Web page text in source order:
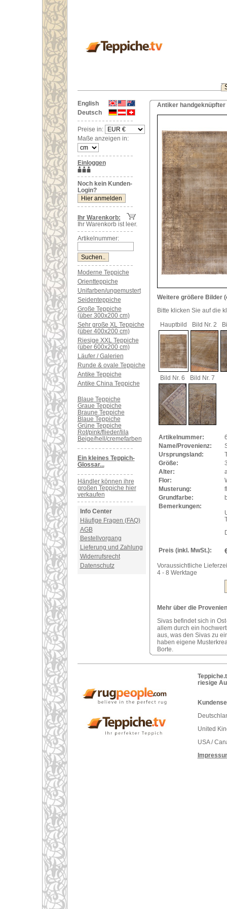
English
Deutsch
Preise in:
Maße anzeigen in:
Einloggen
Noch kein Kunden-
Login?
Ihr Warenkorb:
Ihr Warenkorb ist leer.
Artikelnummer:
Moderne Teppiche
Orientteppiche
Unifarben/ungemustert
Seidenteppiche
Große Teppiche
(über 300x200 cm)
Sehr große XL Teppiche
(über 400x200 cm)
Riesige XXL Teppiche
(über 600x200 cm)
Läufer / Galerien
Runde & ovale Teppiche
Antike Teppiche
Antike China Teppiche
Blaue Teppiche
Graue Teppiche
Braune Teppiche
Blaue Teppiche
Grüne Teppiche
Rot/pink/flieder/lila
Beige/hell/cremefarben
Ein kleines Teppich-
Glossar...
Händler können ihre
großen Teppiche hier
verkaufen
Info Center
Häufige Fragen (FAQ)
AGB
Bestellvorgang
Lieferung und Zahlung
Widerrufsrecht
Datenschutz
Antiker handgeknüpfter
Weitere größere Bilder
Bitte klicken Sie auf die
Hauptbild
Bild Nr. 2
Bild Nr. 6 Bild Nr. 7
Artikelnummer:
Name/Provenienz:
Ursprungsland:
Größe:
Alter:
Flor:
Musterung:
Grundfarbe:
Bemerkungen:
Preis (inkl. MwSt.):
Voraussichtliche
4 - 8 Werktage
Mehr über die
Sivas befindet sich in
allem durch ein
aus, was den Sivas zu
haben eigene
Borte.
riesige
United
USA /